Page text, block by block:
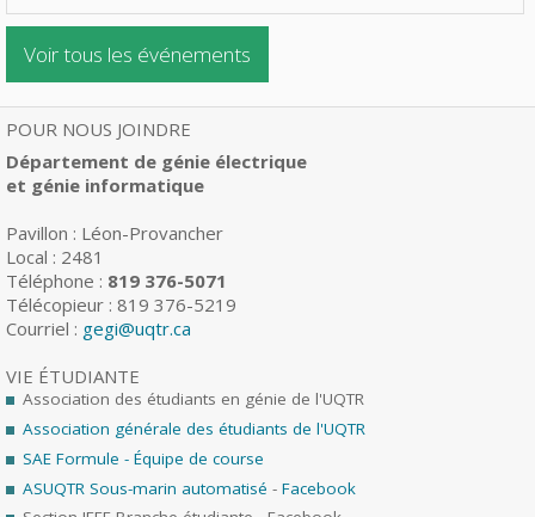
Voir tous les événements
POUR NOUS JOINDRE
Département de génie électrique
et génie informatique
Pavillon : Léon-Provancher
Local : 2481
Téléphone : 819 376-5071
Télécopieur : 819 376-5219
Courriel : gegi@uqtr.ca
VIE ÉTUDIANTE
Association des étudiants en génie de l'UQTR
Association générale des étudiants de l'UQTR
SAE Formule - Équipe de course
ASUQTR Sous-marin automatisé - Facebook